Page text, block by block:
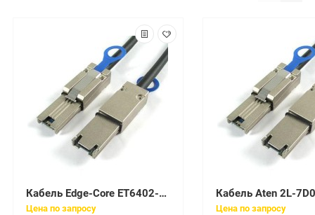
Кабель Edge-Core ET6402-40DAC-3M
Цена по запросу
Кабель Aten 2L-
Цена по запросу